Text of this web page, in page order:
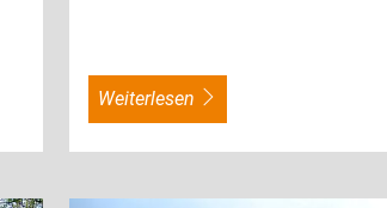
weiterlesen